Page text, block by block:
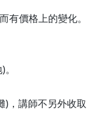
價格上的變化。
)，講師不另外收取